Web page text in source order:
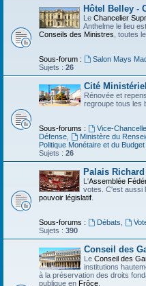
Hôtel Belley -
Le Chancelier
Anthelme le lieu
Conseils des Ministres , toutes
Sous-forum :
Salon Mays
Sujets : 26
Cité
Rénovée et
regroupe tous les
Sous-forums : Vice-
Défense
Ministère du
Politique Monétaire et du
Sujets : 26
Palais
L'Assemblée
votes. C'est aussi
pouvoir législatif
Sous-forums : Débats
Sujets : 390
Conseil des
Le Conseil des
institutions
à la préservation des droits
publique en Frôce